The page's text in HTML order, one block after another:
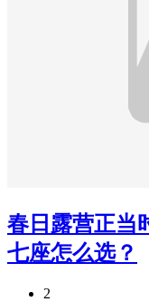
春日露营正当
七座怎么选？
2